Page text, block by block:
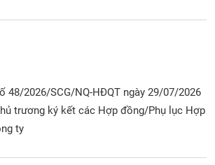
48/2026/SCG/NQ-HĐQT ngày 29/07/2026
trương ký kết các Hợp đồng/Phụ lục Hợp
ty